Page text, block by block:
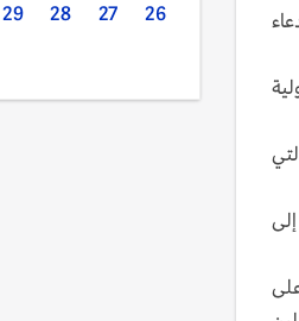
26
27
28
29